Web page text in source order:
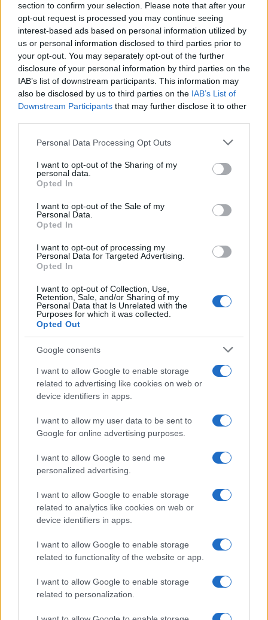
section to confirm your selection. Please note that after your
opt-out request is processed you may continue seeing
interest-based ads based on personal information utilized by
us or personal information disclosed to third parties prior to
your opt-out. You may separately opt-out of the further
disclosure of your personal information by third parties on the
IAB’s list of downstream participants. This information may
also be disclosed by us to third parties on the IAB’s List of
Downstream Participants that may further disclose it to other
Please note that this website/app uses one or more Google
not limited to your visit or usage behaviour. You may click to
grant or deny consent to Google and its third-party tags to
use your data for below specified purposes in below Google
consent section.
Personal Data Processing Opt Outs
I want to opt-out of the Sharing of my
personal data.
Opted In
I want to opt-out of the Sale of my
Personal Data.
Opted In
I want to opt-out of processing my
Personal Data for Targeted Advertising.
Opted In
I want to opt-out of Collection, Use,
Retention, Sale, and/or Sharing of my
Personal Data that Is Unrelated with the
Purposes for which it was collected.
Opted Out
Google consents
I want to allow Google to enable storage
related to advertising like cookies on web or
device identifiers in apps.
I want to allow my user data to be sent to
Google for online advertising purposes.
I want to allow Google to send me
personalized advertising.
I want to allow Google to enable storage
related to analytics like cookies on web or
device identifiers in apps.
I want to allow Google to enable storage
related to functionality of the website or app.
I want to allow Google to enable storage
related to personalization.
AUTORE
AiAdhubMedia
Continua a leggere
Sanità sarda e transizione verde: tra case della
comunità, industria farmaceutica e tensioni politiche